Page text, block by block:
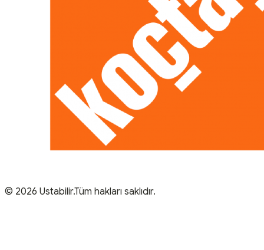
© 2026 Ustabilir.Tüm hakları saklıdır.